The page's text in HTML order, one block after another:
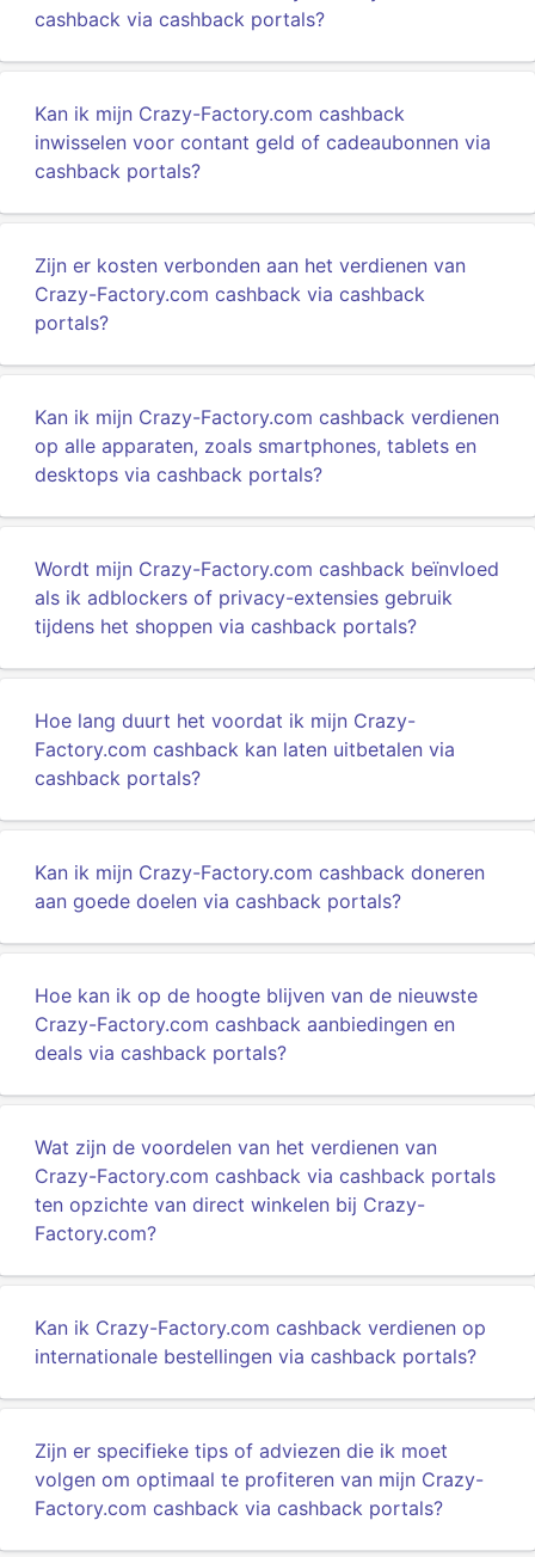
cashback via cashback portals?
Kan ik mijn Crazy-Factory.com cashback
inwisselen voor contant geld of cadeaubonnen via
cashback portals?
Zijn er kosten verbonden aan het verdienen van
Crazy-Factory.com cashback via cashback
portals?
Kan ik mijn Crazy-Factory.com cashback verdienen
op alle apparaten, zoals smartphones, tablets en
desktops via cashback portals?
Wordt mijn Crazy-Factory.com cashback beïnvloed
als ik adblockers of privacy-extensies gebruik
tijdens het shoppen via cashback portals?
Hoe lang duurt het voordat ik mijn Crazy-
Factory.com cashback kan laten uitbetalen via
cashback portals?
Kan ik mijn Crazy-Factory.com cashback doneren
aan goede doelen via cashback portals?
Hoe kan ik op de hoogte blijven van de nieuwste
Crazy-Factory.com cashback aanbiedingen en
deals via cashback portals?
Wat zijn de voordelen van het verdienen van
Crazy-Factory.com cashback via cashback portals
ten opzichte van direct winkelen bij Crazy-
Factory.com?
Kan ik Crazy-Factory.com cashback verdienen op
internationale bestellingen via cashback portals?
Zijn er specifieke tips of adviezen die ik moet
volgen om optimaal te profiteren van mijn Crazy-
Factory.com cashback via cashback portals?